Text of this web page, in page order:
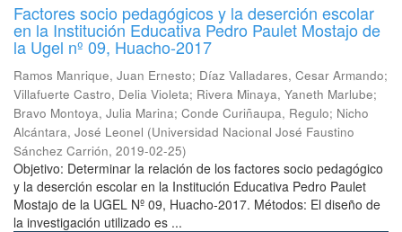
Factores socio pedagógicos y la deserción escolar
en la Institución Educativa Pedro Paulet Mostajo de
la Ugel nº 09, Huacho-2017
Ramos Manrique, Juan Ernesto; Díaz Valladares, Cesar Armando;
Villafuerte Castro, Delia Violeta; Rivera Minaya, Yaneth Marlube;
Bravo Montoya, Julia Marina; Conde Curiñaupa, Regulo; Nicho
Alcántara, José Leonel (Universidad Nacional José Faustino
Sánchez Carrión, 2019-02-25)
Objetivo: Determinar la relación de los factores socio pedagógico
y la deserción escolar en la Institución Educativa Pedro Paulet
Mostajo de la UGEL Nº 09, Huacho-2017. Métodos: El diseño de
la investigación utilizado es ...